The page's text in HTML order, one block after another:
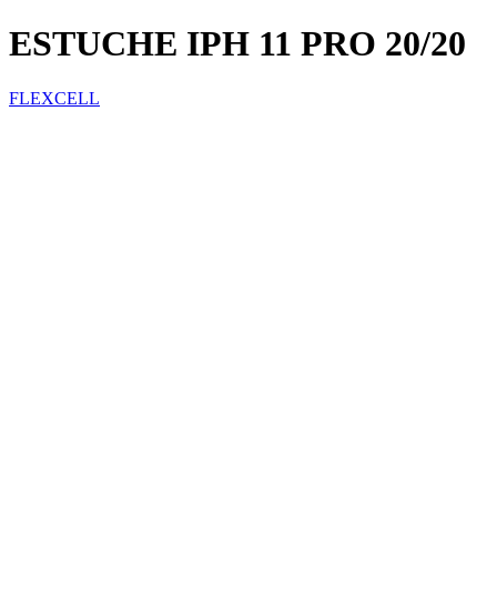
ESTUCHE IPH 11 PRO 20/20
FLEXCELL